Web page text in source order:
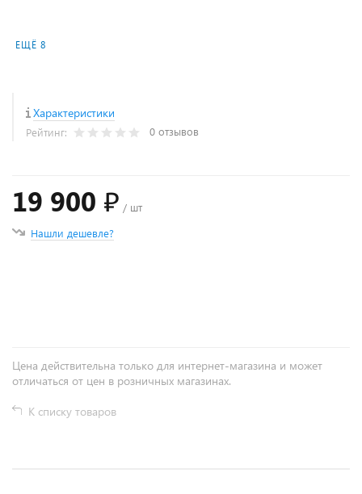
ЕЩЁ 8
Характеристики
Рейтинг: 0 отзывов
19 900 ₽ / шт
Нашли дешевле?
Цена действительна только для интернет-магазина и может
отличаться от цен в розничных магазинах.
К списку товаров